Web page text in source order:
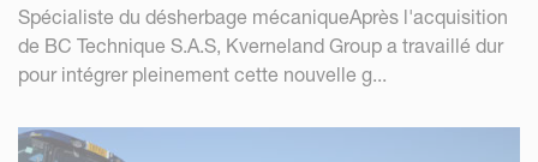
Spécialiste du désherbage mécaniqueAprès l'acquisition
de BC Technique S.A.S, Kverneland Group a travaillé dur
pour intégrer pleinement cette nouvelle g...